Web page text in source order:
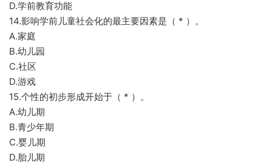
D.学前教育功能
14.影响学前儿童社会化的最主要因素是（ * ）。
A.家庭
B.幼儿园
C.社区
D.游戏
15.个性的初步形成开始于（ * ）。
A.幼儿期
B.青少年期
C.婴儿期
D.胎儿期